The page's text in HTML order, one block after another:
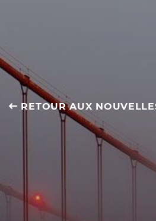
RETOUR AUX